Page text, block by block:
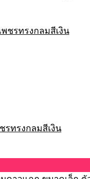
รทรงกลมสีเงิน